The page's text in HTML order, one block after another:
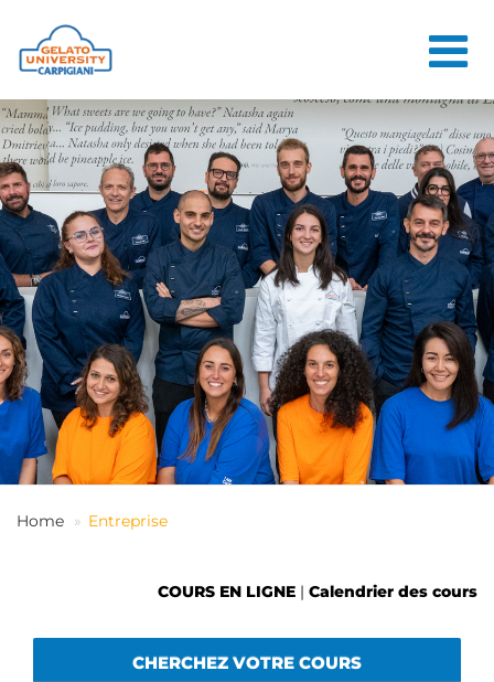
HOME
L'ÉCOLE
COURS EN
LIGNE
COURS
CONSEILS
CONTACTS
LOGIN
FR
Home Entreprise
COURS EN LIGNE | Calendrier des cours
CHERCHEZ VOTRE COURS